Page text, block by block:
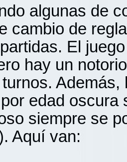
algunas de
cambio de
El
hay un
edad oscura
siempre se
Aquí van: